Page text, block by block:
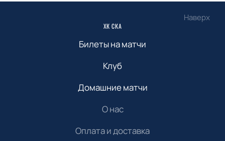
Наверх
ХК СКА
Билеты на матчи
Клуб
Домашние матчи
О нас
Оплата и доставка